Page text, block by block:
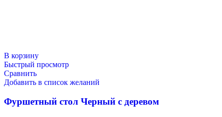
В корзину
Быстрый просмотр
Сравнить
Добавить в список желаний
Фуршетный стол Черный с деревом